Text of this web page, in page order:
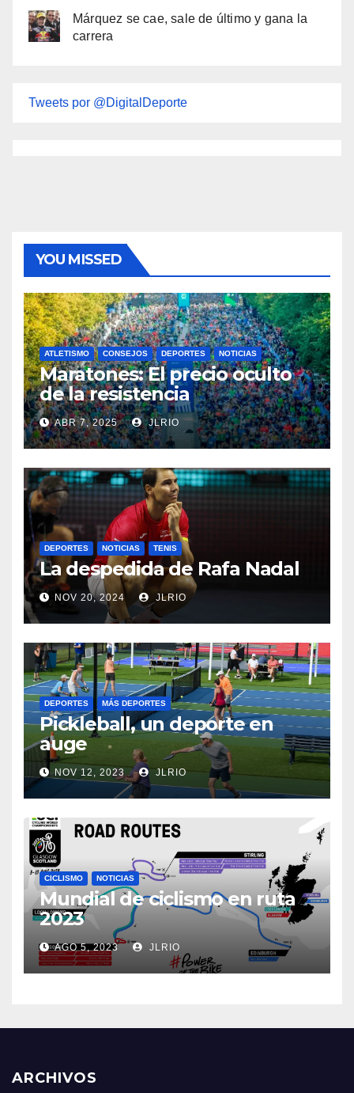
Márquez se cae, sale de último y gana la
carrera
Tweets por @DigitalDeporte
YOU MISSED
ATLETISMO CONSEJOS DEPORTES NOTICIAS
Maratones: El precio oculto
de la resistencia
ABR 7, 2025 JLRIO
DEPORTES NOTICIAS TENIS
La despedida de Rafa Nadal
NOV 20, 2024 JLRIO
DEPORTES MÁS DEPORTES
Pickleball, un deporte en
auge
NOV 12, 2023 JLRIO
CICLISMO NOTICIAS
Mundial de ciclismo en ruta
2023
AGO 5, 2023 JLRIO
ARCHIVOS